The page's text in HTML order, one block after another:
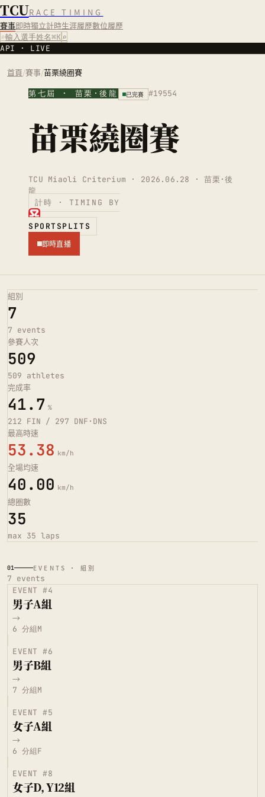
TCURACE TIMING
賽事即時獨立計時生涯履歷數位履歷
⌕輸入選手姓名⌘K ⌕
API · LIVE
首頁/賽事/苗栗繞圈賽
第七屆 · 苗栗·後龍 已完賽 #19554
苗栗繞圈賽
TCU Miaoli Criterium · 2026.06.28 · 苗栗·後
龍
計時 · TIMING BY
SPORTSPLITS
即時直播
組別
7
7 events
參賽人次
509
509 athletes
完成率
41.7 %
212 FIN / 297 DNF·DNS
最高時速
53.38 km/h
全場均速
40.00 km/h
總圈數
35
max 35 laps
01 EVENTS · 組別
7 events
EVENT #4
男子A組
→
6 分組M
EVENT #6
男子B組
→
7 分組M
EVENT #5
女子A組
→
6 分組F
EVENT #8
女子D, Y12組